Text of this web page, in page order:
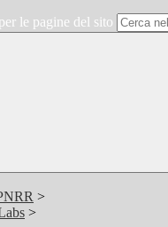
le pagine del sito
>
>